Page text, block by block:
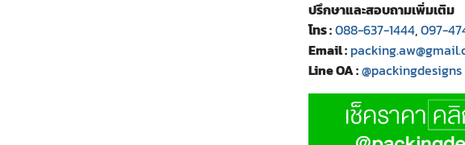
ปรึกษาและสอบถามเพิ่มเติม
โทร :088-637-1444,097-
Email :
Line OA :@packingdesigns